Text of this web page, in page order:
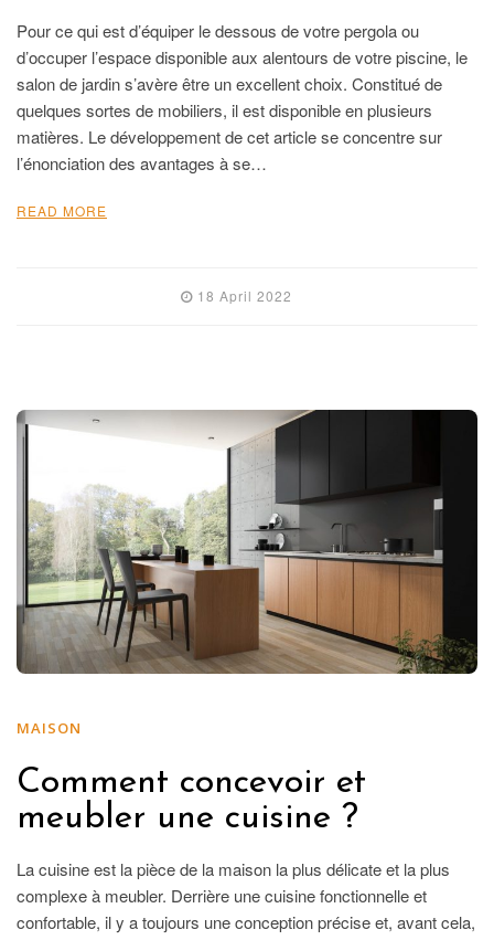
Pour ce qui est d’équiper le dessous de votre pergola ou
d’occuper l’espace disponible aux alentours de votre piscine, le
salon de jardin s’avère être un excellent choix. Constitué de
quelques sortes de mobiliers, il est disponible en plusieurs
matières. Le développement de cet article se concentre sur
l’énonciation des avantages à se…
READ MORE
18 April 2022
MAISON
Comment concevoir et
meubler une cuisine ?
La cuisine est la pièce de la maison la plus délicate et la plus
complexe à meubler. Derrière une cuisine fonctionnelle et
confortable, il y a toujours une conception précise et, avant cela,